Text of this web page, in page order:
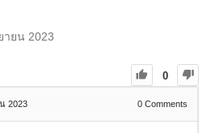
ายน 2023
0
2023 0 Comments